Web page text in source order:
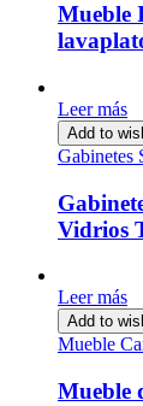
Mueble
Leer más
Add to
Gabinetes
Vidrios
Leer más
Add to
Mueble
Mueble